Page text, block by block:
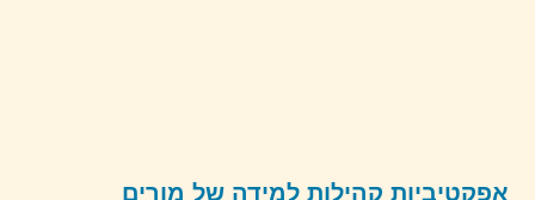
אפקטיביות קהילות למידה של מורים